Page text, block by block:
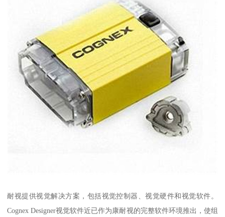
耐视提供视觉解决方案，包括视觉控制器、视觉硬件和视觉软件。
Cognex Designer视觉软件近已作为康耐视的完整软件环境推出，使组